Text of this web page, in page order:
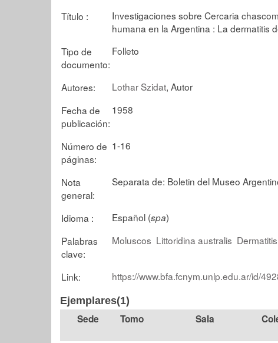
Título :
Investigaciones sobre Cercaria
humana en la Argentina : La dermatitis
Tipo de
documento:
Folleto
Autores: Lothar Szidat, Autor
Fecha de
publicación:
1958
Número de
páginas:
1-16
Nota
general:
Separata de: Boletin del Museo
Idioma : Español (spa)
Palabras
clave:
Moluscos Littoridina australis
Link: https://www.bfa.fcnym.unlp.edu.ar/id/
Ejemplares(1)
Tomo Sala